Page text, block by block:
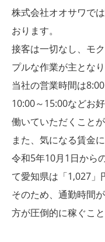
株式会社オオサワで
おります。
接客は一切なし、モ
プルな作業が主となり
当社の営業時間は
10:00～15:00などお
働いていただくことが
また、気になる賃金
令和5年10月1日から
て愛知県は「1,027」
そのため、通勤時間
方が圧倒的に稼ぐこと